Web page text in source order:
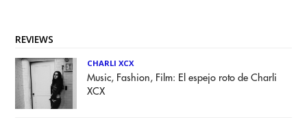
REVIEWS
CHARLI XCX
Music, Fashion, Film: El espejo roto de Charli
XCX